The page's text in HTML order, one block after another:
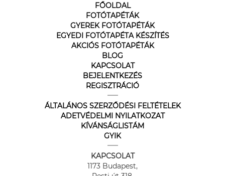
FŐOLDAL
FOTÓTAPÉTÁK
GYEREK FOTÓTAPÉTÁK
EGYEDI FOTÓTAPÉTA KÉSZÍTÉS
AKCIÓS FOTÓTAPÉTÁK
BLOG
KAPCSOLAT
BEJELENTKEZÉS
REGISZTRÁCIÓ
ÁLTALÁNOS SZERZŐDÉSI FELTÉTELEK
ADETVÉDELMI NYILATKOZAT
KÍVÁNSÁGLISTÁM
GYIK
KAPCSOLAT
1173 Budapest,